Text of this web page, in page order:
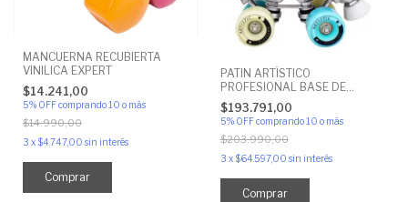
MANCUERNA RECUBIERTA
VINILICA EXPERT
$14.241,00
5% OFFcomprando 10 o más
$14.990,00
3 x$4.747,00 sin interés
Comprar
PATIN ARTÍSTICO
PROFESIONAL BASE DE
ALUMINIO
$193.791,00
5% OFF comprando 10 o más
$203.990,00
3 x$64.597,00 sin interés
Comprar